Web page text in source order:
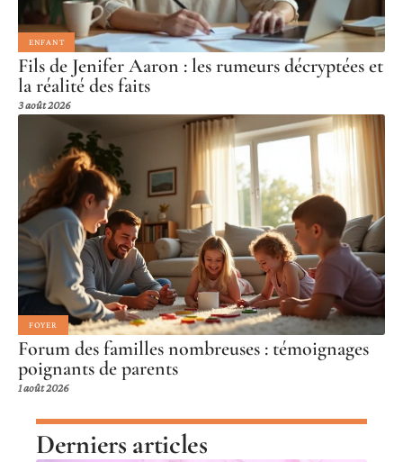
ENFANT
Fils de Jenifer Aaron : les rumeurs décryptées et
la réalité des faits
3 août 2026
FOYER
Forum des familles nombreuses : témoignages
poignants de parents
1 août 2026
Derniers articles